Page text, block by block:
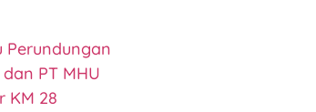
Perundungan
PT MHU
KM 28